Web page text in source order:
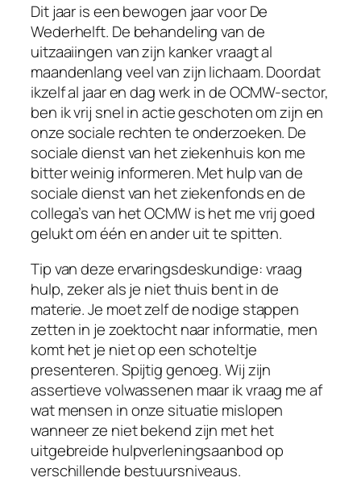
Dit jaar is een bewogen jaar voor De
Wederhelft. De behandeling van de
uitzaaiingen van zijn kanker vraagt al
maandenlang veel van zijn lichaam. Doordat
ikzelf al jaar en dag werk in de OCMW-sector,
ben ik vrij snel in actie geschoten om zijn en
onze sociale rechten te onderzoeken. De
sociale dienst van het ziekenhuis kon me
bitter weinig informeren. Met hulp van de
sociale dienst van het ziekenfonds en de
collega’s van het OCMW is het me vrij goed
gelukt om één en ander uit te spitten.
Tip van deze ervaringsdeskundige: vraag
hulp, zeker als je niet thuis bent in de
materie. Je moet zelf de nodige stappen
zetten in je zoektocht naar informatie, men
komt het je niet op een schoteltje
presenteren. Spijtig genoeg. Wij zijn
assertieve volwassenen maar ik vraag me af
wat mensen in onze situatie mislopen
wanneer ze niet bekend zijn met het
uitgebreide hulpverleningsaanbod op
verschillende bestuursniveaus.